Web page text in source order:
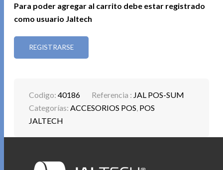
stickers y marcación de productos
Para poder agregar al carrito debe estar registrado
como usuario Jaltech
REGISTRARSE
Codigo:40186 Referencia : JAL POS-SUM
Categorías:ACCESORIOS POS, POS
JALTECH